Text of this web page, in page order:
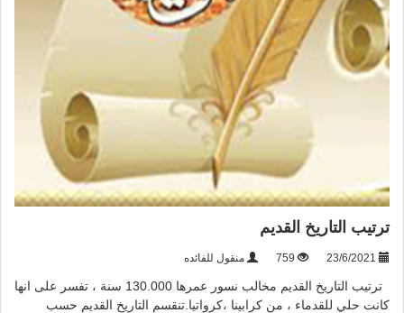
ترتيب التاريخ القديم
759 منقول للفائده
ترتيب التاريخ القديم مخالب نسور عمرها 130.000 سنة ، تفسر على انها
كانت حلي للقدماء ، من كرابينا ،كرواتيا.تنقسم التاريخ القديم حسب